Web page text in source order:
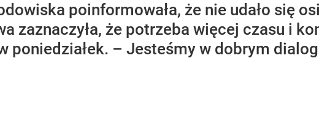
poinformowała, że nie udało się
zaznaczyła, że potrzeba więcej czasu i
poniedziałek. – Jesteśmy w dobrym